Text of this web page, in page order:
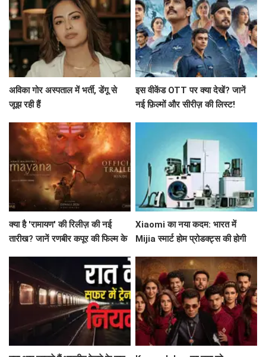
अविका गोर अस्पताल में भर्ती, डेंगू से
जूझ रही हैं
इस वीकेंड OTT पर क्या देखें? जानें
नई फ़िल्मों और सीरीज़ की लिस्ट!
क्या है 'रामायण' की रिलीज़ की नई
तारीख? जानें रणबीर कपूर की फिल्म के
Xiaomi का नया कदम: भारत में
Mijia स्मार्ट होम प्रोडक्ट्स की होगी